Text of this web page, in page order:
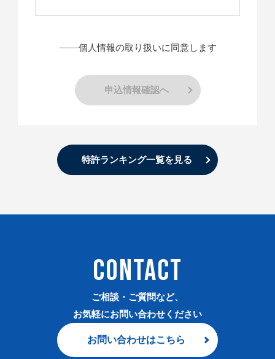
個人情報の取り扱いに同意します
申込情報確認へ
特許ランキング一覧を見る
ご相談・ご質問など、
お気軽にお問い合わせください
CONTACT
お問い合わせはこちら